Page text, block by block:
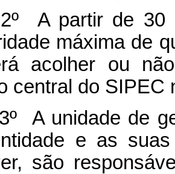
A partir de 30
máxima de
acolher ou
central do SIPEC
A unidade de
e as
são